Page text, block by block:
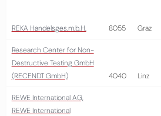
REKA Handelsges.m.b.H. 8055 Graz
Research Center for Non-
Destructive Testing GmbH
(RECENDT GmbH)
4040 Linz
REWE International AG,
REWE International